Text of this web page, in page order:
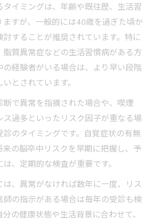
イミングは、年齢や既往歴、生活習
すが、一般的には40歳を過ぎた頃か
討することが推奨されています。特に
質異常症などの生活習慣病がある方
経験者がいる場合は、より早い段階
とされています。
断で異常を指摘された場合や、喫煙
過多といったリスク因子が重なる場
のタイミングです。自覚症状の有無
来の脳卒中リスクを早期に把握し、予
、定期的な検査が重要です。
、異常がなければ数年に一度、リス
師の指示がある場合は毎年の受診も検
の健康状態や生活背景に合わせて、